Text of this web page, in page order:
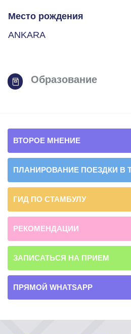
Место рождения
ANKARA
Образование
ВТОРОЕ МНЕНИЕ
ПЛАНИРОВАНИЕ ПОЕЗДКИ В
ГИД ПО СТАМБУЛУ
РЕКОМЕНДАЦИИ
ЗАПИСАТЬСЯ НА ПРИЕМ
ПРЯМОЙ WHATSAPP